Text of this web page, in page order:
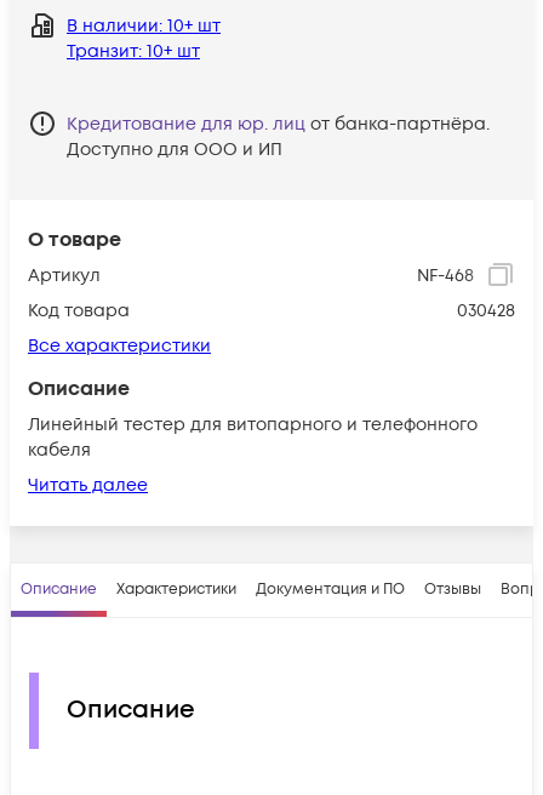
О товаре
Артикул
NF-468
Код товара
030428
Все характеристики
Описание
Линейный тестер для витопарного и телефонного
кабеля
Читать далее
В наличии: 10+ шт
Транзит: 10+ шт
Кредитование для юр. лиц от банка-партнёра.
Доступно для ООО и ИП
Описание Характеристики Документация и ПО Отзывы
Описание